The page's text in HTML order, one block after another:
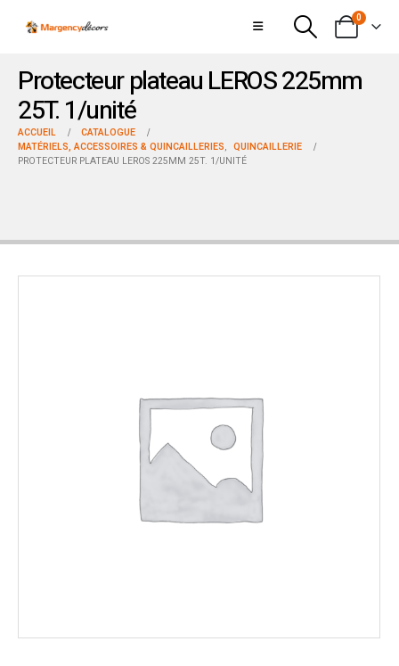
0
Protecteur plateau LEROS 225mm
25T. 1/unité
ACCUEIL
CATALOGUE
MATÉRIELS, ACCESSOIRES & QUINCAILLERIES, QUINCAILLERIE
PROTECTEUR PLATEAU LEROS 225MM 25T. 1/UNITÉ